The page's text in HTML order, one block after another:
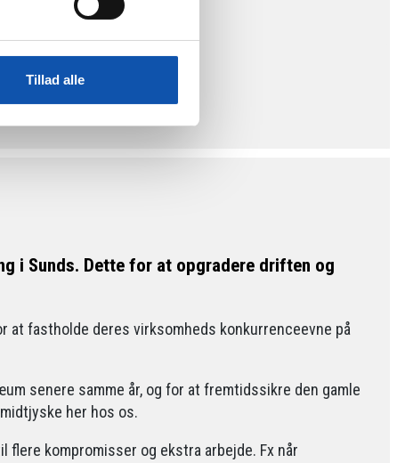
Tillad alle
i Sunds. Dette for at opgradere driften og
at fastholde deres virksomheds konkurrenceevne på
senere samme år, og for at fremtidssikre den gamle
her hos os.
kompromisser og ekstra arbejde. Fx når